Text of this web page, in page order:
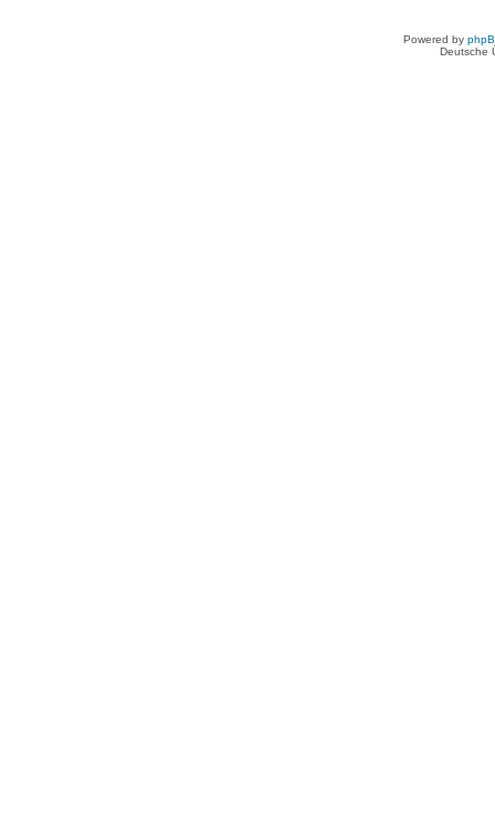
Powered by
Deutsche